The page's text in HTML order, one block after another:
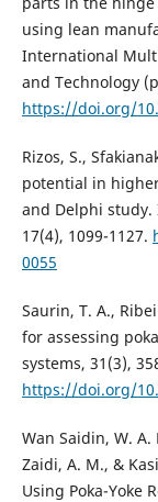
using lean
International
and Technology
https://doi.org/
Rizos, S.,
potential in
and Delphi study.
17(4), 1099-1127.
0055
Saurin, T. A.,
for assessing
systems, 31(3),
https://doi.org/
Wan Saidin, W.
Zaidi, A. M., &
Using Poka-Yoke